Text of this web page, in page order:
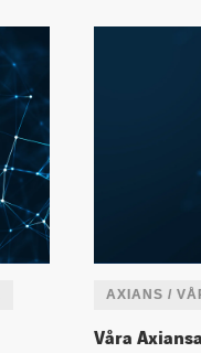
AXIANS /
Våra